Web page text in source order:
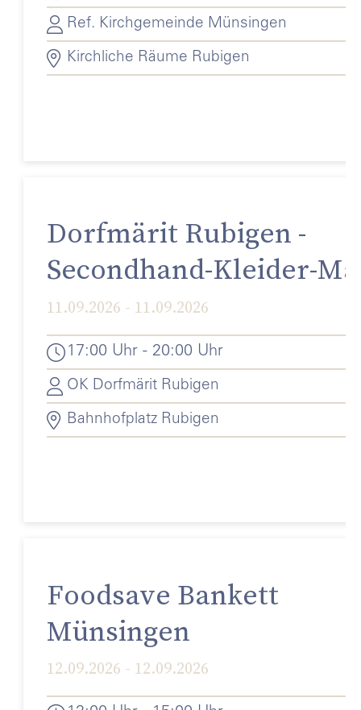
Ref. Kirchgemeinde Münsingen
Kirchliche Räume Rubigen
Dorfmärit Rubigen -
Secondhand-Kleider-
11.09.2026 - 11.09.2026
17:00 Uhr - 20:00 Uhr
OK Dorfmärit Rubigen
Bahnhofplatz Rubigen
Foodsave Bankett
Münsingen
12.09.2026 - 12.09.2026